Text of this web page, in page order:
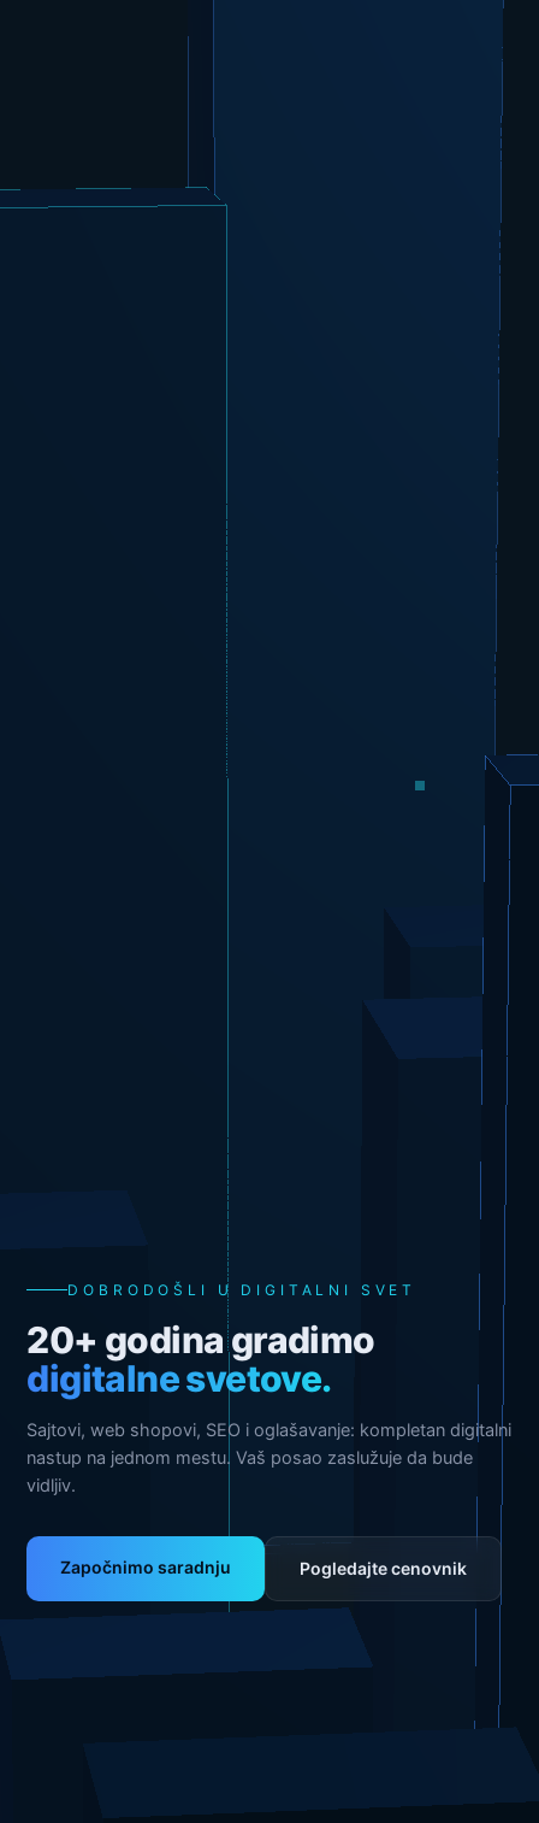
DOBRODOŠLI U DIGITALNI SVET
20+ godina gradimo
digitalne svetove.
Sajtovi, web shopovi, SEO i oglašavanje: kompletan digitalni
nastup na jednom mestu. Vaš posao zaslužuje da bude
vidljiv.
Započnimo saradnju Pogledajte cenovnik